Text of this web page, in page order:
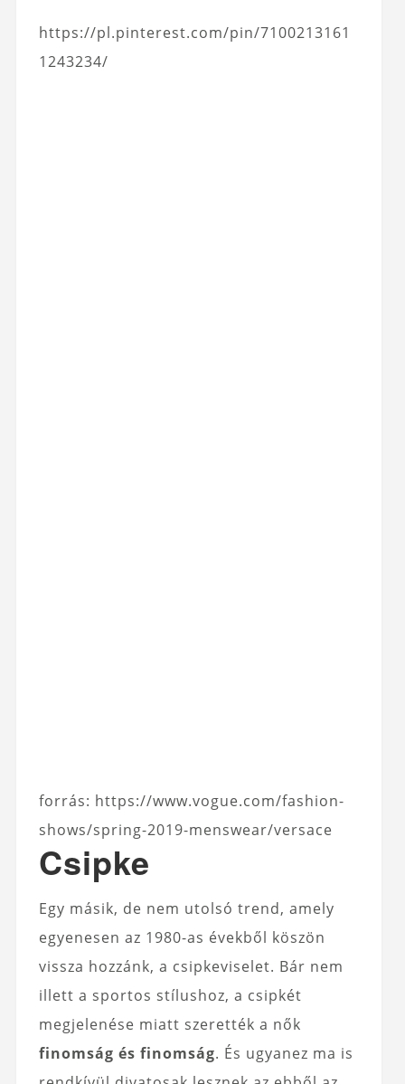
https://pl.pinterest.com/pin/7100213161
1243234/
forrás: https://www.vogue.com/fashion-
shows/spring-2019-menswear/versace
Csipke
Egy másik, de nem utolsó trend, amely
egyenesen az 1980-as évekből köszön
vissza hozzánk, a csipkeviselet. Bár nem
illett a sportos stílushoz, a csipkét
megjelenése miatt szerették a nők
finomság és finomság. És ugyanez ma is